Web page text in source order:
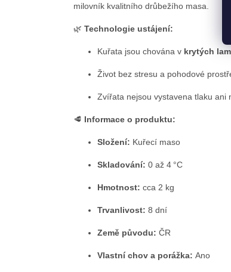
milovník kvalitního drůbežího masa.
🌿 Technologie ustájení:
Kuřata jsou chována v krytých
Život bez stresu a pohodové
Zvířata nejsou vystavena tlaku ani
🥩 Informace o produktu:
Složení: Kuřecí maso
Skladování: 0 až 4 °C
Hmotnost: cca 2 kg
Trvanlivost: 8 dní
Země původu: ČR
Vlastní chov a porážka: Ano